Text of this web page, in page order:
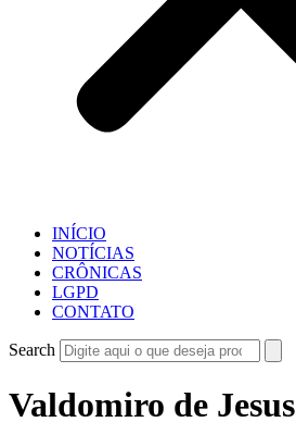
INÍCIO
NOTÍCIAS
CRÔNICAS
LGPD
CONTATO
Search
Valdomiro de Jesus